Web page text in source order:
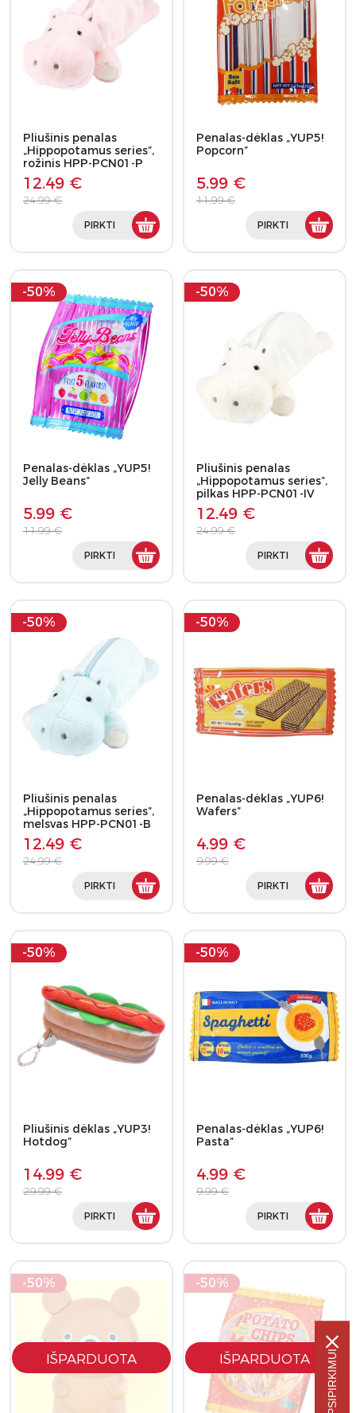
Pliušinis penalas
„Hippopotamus series”,
rožinis HPP-PCN01-P
12.49 €
24.99 €
PIRKTI
Penalas-dėklas „YUP5!
Popcorn”
5.99 €
11.99 €
PIRKTI
-50%
Penalas-dėklas „YUP5!
Jelly Beans”
5.99 €
11.99 €
PIRKTI
-50%
Pliušinis penalas
„Hippopotamus series”,
pilkas HPP-PCN01-IV
12.49 €
24.99 €
PIRKTI
-50%
Pliušinis penalas
„Hippopotamus series”,
melsvas HPP-PCN01-B
12.49 €
24.99 €
PIRKTI
-50%
Penalas-dėklas „YUP6!
Wafers”
4.99 €
9.99 €
PIRKTI
-50%
Pliušinis dėklas „YUP3!
Hotdog”
14.99 €
29.99 €
PIRKTI
-50%
Penalas-dėklas „YUP6!
Pasta”
4.99 €
9.99 €
PIRKTI
-50%
IŠPARDUOTA
-50%
IŠPARDUOTA